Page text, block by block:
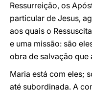
Ressurreição, os
particular de Jesus,
aos quais o
e uma missão: são
obra de salvação que
Maria está com eles;
até subordinada. A